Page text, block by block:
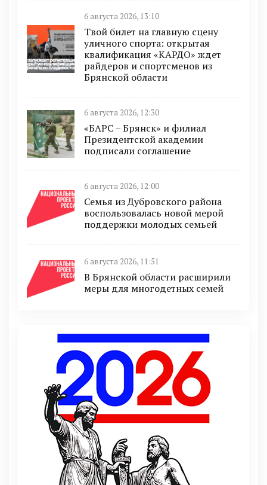
6 августа 2026, 13:10
Твой билет на главную сцену
уличного спорта: открытая
квалификация «КАРДО» ждет
райдеров и спортсменов из
Брянской области
6 августа 2026, 12:30
«БАРС – Брянск» и филиал
Президентской академии
подписали соглашение
6 августа 2026, 12:00
Семья из Дубровского района
воспользовалась новой мерой
поддержки молодых семьей
6 августа 2026, 11:51
В Брянской области расширили
меры для многодетных семей